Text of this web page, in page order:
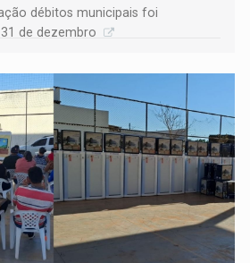
débitos municipais foi
de dezembro